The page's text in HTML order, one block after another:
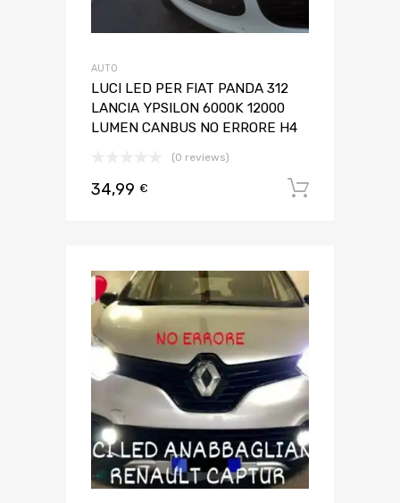
AUTO
LUCI LED PER FIAT PANDA 312
LANCIA YPSILON 6000K 12000
LUMEN CANBUS NO ERRORE H4
(0 reviews)
34,99 €